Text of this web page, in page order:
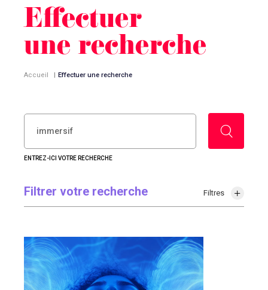
Effectuer
une recherche
Accueil | Effectuer une recherche
RECHERCHER :
ENTREZ-ICI VOTRE RECHERCHE
Filtrer votre recherche Filtres